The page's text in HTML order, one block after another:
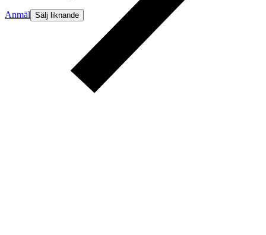
Anmäl Sälj liknande